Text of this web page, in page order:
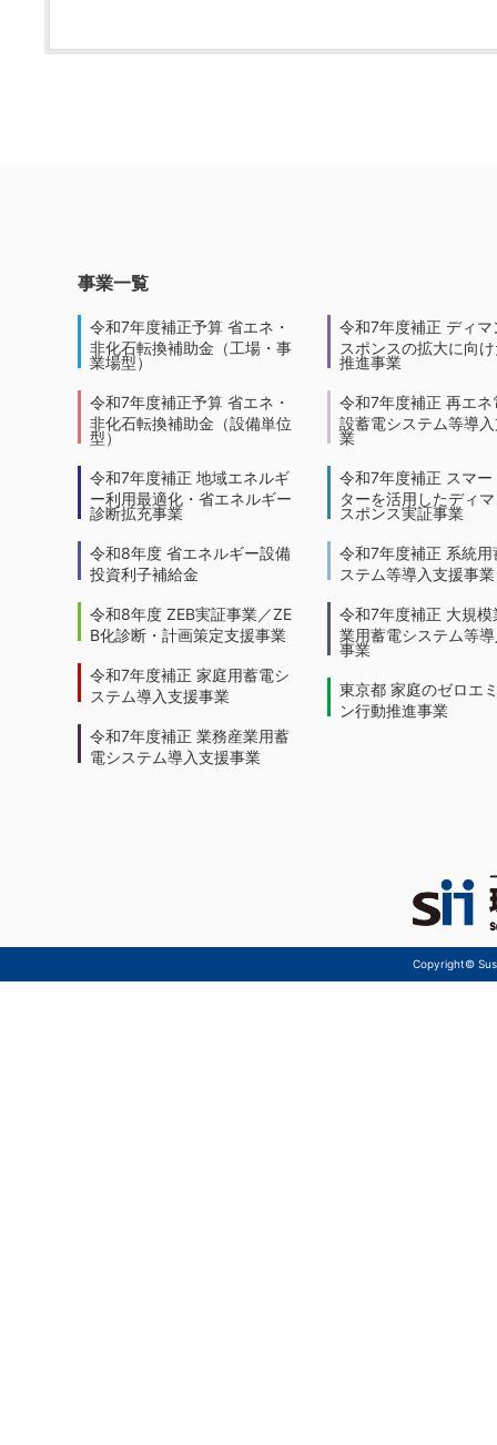
事業一覧
令和7年度補正予算 省エネ・
非化石転換補助金（工場・事
業場型）
令和7年度補正予算 省エネ・
非化石転換補助金（設備単位
型）
令和7年度補正 地域エネルギ
ー利用最適化・省エネルギー
診断拡充事業
令和8年度 省エネルギー設備
投資利子補給金
令和8年度 ZEB実証事業／ZE
B化診断・計画策定支援事業
令和7年度補正 家庭用蓄電シ
ステム導入支援事業
令和7年度補正 業務産業用蓄
電システム導入支援事業
令和7年度補正 ディマ
スポンスの拡大に向
推進事業
令和7年度補正 再エネ
設蓄電システム等導
業
令和7年度補正 スマー
ターを活用したディ
スポンス実証事業
令和7年度補正 系統用
ステム等導入支援事業
令和7年度補正 大規模
業用蓄電システム等
事業
東京都 家庭のゼロエ
ン行動推進事業
Copyright©